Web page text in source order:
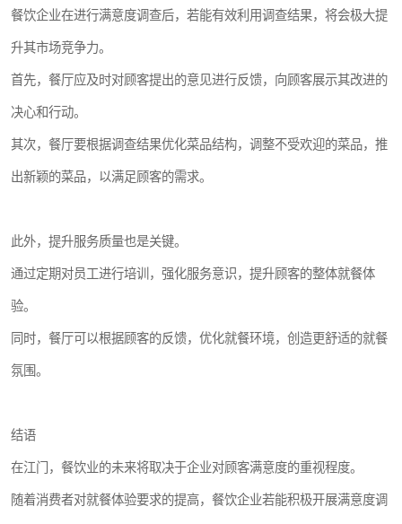
餐饮企业在进行满意度调查后，若能有效利用调查结果，将会极大提
升其市场竞争力。
首先，餐厅应及时对顾客提出的意见进行反馈，向顾客展示其改进的
决心和行动。
其次，餐厅要根据调查结果优化菜品结构，调整不受欢迎的菜品，推
出新颖的菜品，以满足顾客的需求。
此外，提升服务质量也是关键。
通过定期对员工进行培训，强化服务意识，提升顾客的整体就餐体
验。
同时，餐厅可以根据顾客的反馈，优化就餐环境，创造更舒适的就餐
氛围。
结语
在江门，餐饮业的未来将取决于企业对顾客满意度的重视程度。
随着消费者对就餐体验要求的提高，餐饮企业若能积极开展满意度调